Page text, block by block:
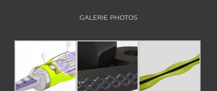
GALERIE PHOTOS